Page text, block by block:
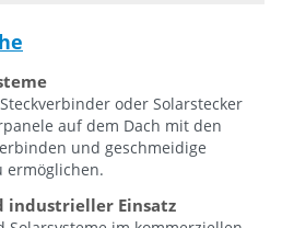
oder Solarstecker
auf dem Dach mit den
und geschmeidige
ermöglichen.
industrieller Einsatz